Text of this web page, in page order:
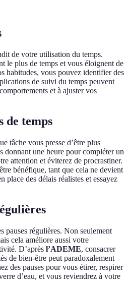
de votre utilisation du temps.
le plus de temps et vous éloignent de
habitudes, vous pouvez identifier des
de suivi du temps peuvent
et à ajuster vos
de temps
tâche vous presse d’être plus
donnant une heure pour compléter un
attention et éviterez de procrastiner.
bénéfique, tant que cela ne devient
place des délais réalistes et essayez
pauses régulières. Non seulement
cela améliore aussi votre
D’après l’ADEME, consacrer
de bien-être peut paradoxalement
des pauses pour vous étirer, respirer
d’eau, et vous reviendrez à votre